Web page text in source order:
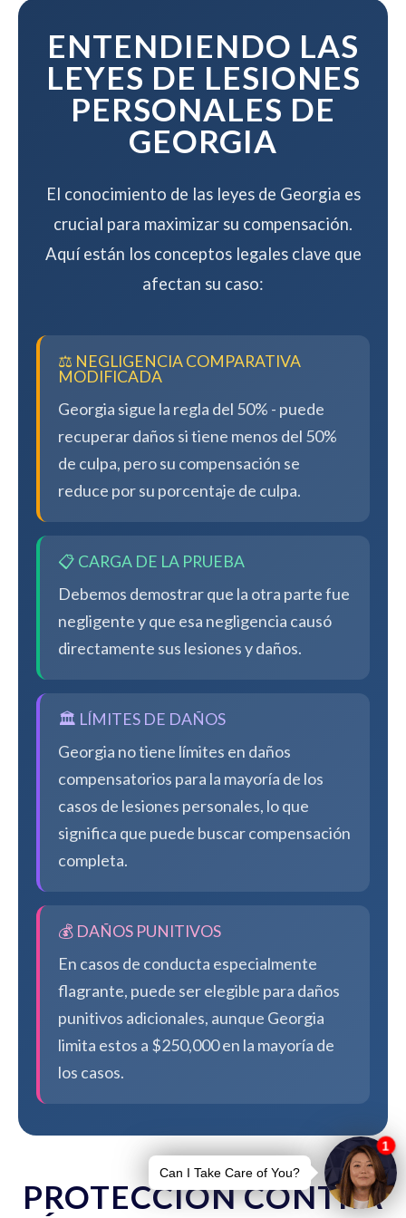
ENTENDIENDO LAS
LEYES DE LESIONES
PERSONALES DE
GEORGIA
El conocimiento de las leyes de Georgia es
crucial para maximizar su compensación.
Aquí están los conceptos legales clave que
afectan su caso:
⚖️ NEGLIGENCIA COMPARATIVA
MODIFICADA
Georgia sigue la regla del 50% - puede
recuperar daños si tiene menos del 50%
de culpa, pero su compensación se
reduce por su porcentaje de culpa.
📋 CARGA DE LA PRUEBA
Debemos demostrar que la otra parte fue
negligente y que esa negligencia causó
directamente sus lesiones y daños.
🏛️ LÍMITES DE DAÑOS
Georgia no tiene límites en daños
compensatorios para la mayoría de los
casos de lesiones personales, lo que
significa que puede buscar compensación
completa.
💰 DAÑOS PUNITIVOS
En casos de conducta especialmente
flagrante, puede ser elegible para daños
punitivos adicionales, aunque Georgia
limita estos a $250,000 en la mayoría de
los casos.
PROTECCIÓN CONTRA